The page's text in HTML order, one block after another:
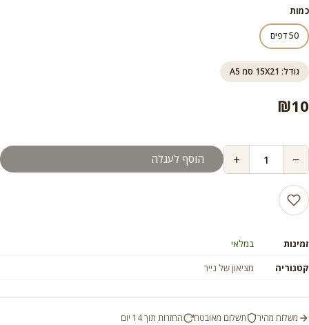
כמות
50 דפים
גודל: 15X21 סמ A5
₪10
−
+ הוסף לעגלה
זמינות
במלאי
קטגוריה
מציאון של נייר
משלוח מהיר תשלום מאובטח החזרות תוך 14 יום